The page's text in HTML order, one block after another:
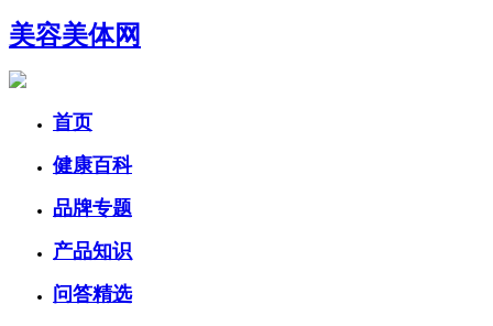
美容美体网
首页
健康百科
品牌专题
产品知识
问答精选